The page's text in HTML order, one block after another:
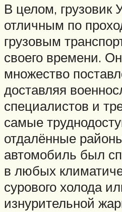
В целом,
отличным по
грузовым
своего времени.
множество
доставляя
специалистов и
самые
отдалённые
автомобиль был
в любых
сурового холода
изнурительной